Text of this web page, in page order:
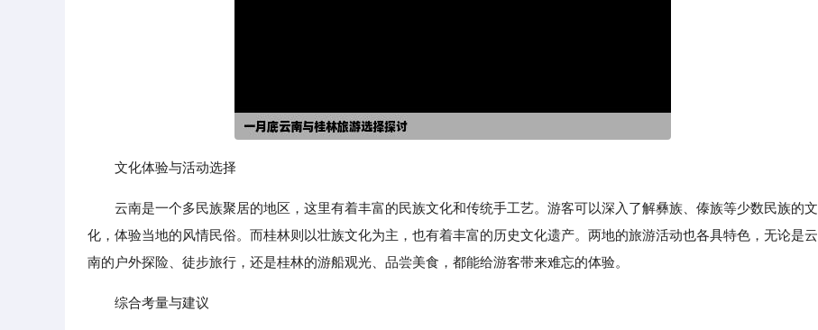
文化体验与活动选择
云南是一个多民族聚居的地区，这里有着丰富的民族文化和传统手工艺。游客可以深入了解彝族、傣族等少数民族的文
化，体验当地的风情民俗。而桂林则以壮族文化为主，也有着丰富的历史文化遗产。两地的旅游活动也各具特色，无论是云
南的户外探险、徒步旅行，还是桂林的游船观光、品尝美食，都能给游客带来难忘的体验。
综合考量与建议